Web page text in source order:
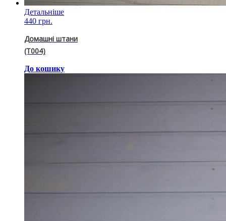
Детальніше
440 грн.
Домашні штани
(T004)
До кошику